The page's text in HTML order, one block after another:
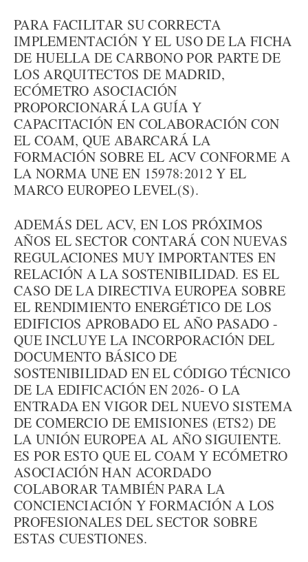
PARA FACILITAR SU CORRECTA
IMPLEMENTACIÓN Y EL USO DE LA FICHA
DE HUELLA DE CARBONO POR PARTE DE
LOS ARQUITECTOS DE MADRID,
ECÓMETRO ASOCIACIÓN
PROPORCIONARÁ LA GUÍA Y
CAPACITACIÓN EN COLABORACIÓN CON
EL COAM, QUE ABARCARÁ LA
FORMACIÓN SOBRE EL ACV CONFORME A
LA NORMA UNE EN 15978:2012 Y EL
MARCO EUROPEO LEVEL(S).
ADEMÁS DEL ACV, EN LOS PRÓXIMOS
AÑOS EL SECTOR CONTARÁ CON NUEVAS
REGULACIONES MUY IMPORTANTES EN
RELACIÓN A LA SOSTENIBILIDAD. ES EL
CASO DE LA DIRECTIVA EUROPEA SOBRE
EL RENDIMIENTO ENERGÉTICO DE LOS
EDIFICIOS APROBADO EL AÑO PASADO -
QUE INCLUYE LA INCORPORACIÓN DEL
DOCUMENTO BÁSICO DE
SOSTENIBILIDAD EN EL CÓDIGO TÉCNICO
DE LA EDIFICACIÓN EN 2026- O LA
ENTRADA EN VIGOR DEL NUEVO SISTEMA
DE COMERCIO DE EMISIONES (ETS2) DE
LA UNIÓN EUROPEA AL AÑO SIGUIENTE.
ES POR ESTO QUE EL COAM Y ECÓMETRO
ASOCIACIÓN HAN ACORDADO
COLABORAR TAMBIÉN PARA LA
CONCIENCIACIÓN Y FORMACIÓN A LOS
PROFESIONALES DEL SECTOR SOBRE
ESTAS CUESTIONES.